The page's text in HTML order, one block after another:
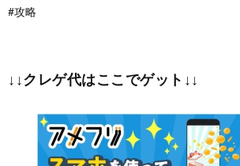
#攻略
↓↓クレゲ代はここでゲット↓↓